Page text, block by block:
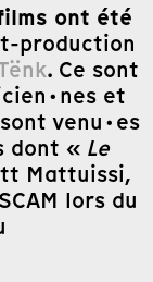
ont été
production
. Ce sont
et
venu·es
dont « Le
Mattuissi,
lors du